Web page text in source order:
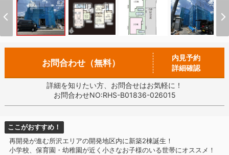
お問合わせ（無料）
内見予約
詳細確認
詳細を知りたい方、お問合せはお気軽に！
お問合わせNO:RHS-B01836-026015
ここがおすすめ！
再開発が進む所沢エリアの開発地区内に新築2棟誕生！
小学校、保育園・幼稚園が近く小さなお子様のいる世帯にオススメ！